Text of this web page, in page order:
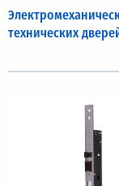
технических